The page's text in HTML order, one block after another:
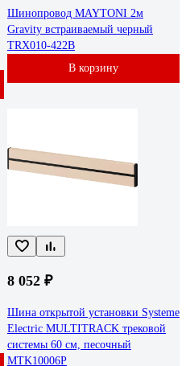
Шинопровод MAYTONI 2м
Gravity встраиваемый черный
TRX010-422B
В корзину
8 052 ₽
Шина открытой установки Systeme
Electric MULTITRACK трековой
системы 60 см, песочный
MTK10006P